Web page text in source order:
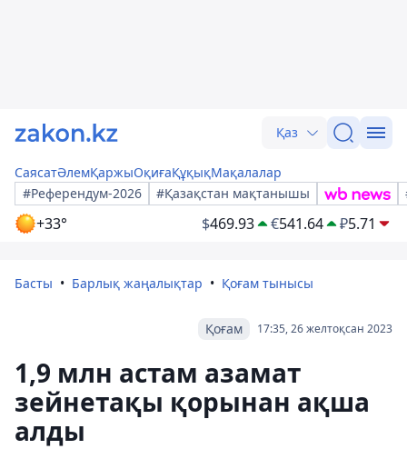
Қаз
СаясатӘлемҚаржыОқиғаҚұқықМақалалар
#Референдум-2026
#Қазақстан мақтанышы
+33° $469.93 €541.64 ₽5.71
Басты Барлық жаңалықтар Қоғам тынысы
17:35, 26 желтоқсан 2023
Қоғам
1,9 млн астам азамат
зейнетақы қорынан ақша
алды